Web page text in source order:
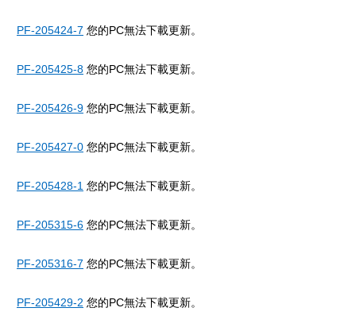
PF-205424-7 您的PC無法下載更新。
PF-205425-8 您的PC無法下載更新。
PF-205426-9 您的PC無法下載更新。
PF-205427-0 您的PC無法下載更新。
PF-205428-1 您的PC無法下載更新。
PF-205315-6 您的PC無法下載更新。
PF-205316-7 您的PC無法下載更新。
PF-205429-2 您的PC無法下載更新。